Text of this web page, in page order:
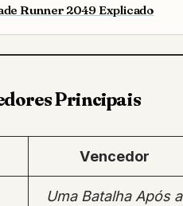
Runner 2049 Explicado
Principais
Vencedor
Uma Batalha Após a